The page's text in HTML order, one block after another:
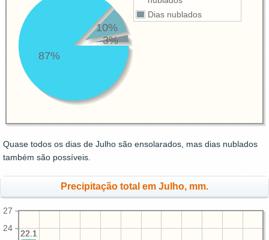
Dias nublados
87%
10%
3%
Quase todos os dias de Julho são ensolarados, mas dias nublados
também são possíveis.
Precipitação total em Julho, mm.
24
27
22.1
22.1